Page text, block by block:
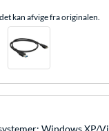
kan afvige fra originalen.